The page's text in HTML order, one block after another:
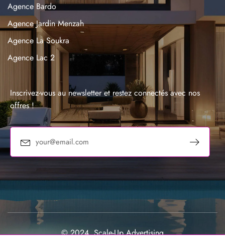
Agence Bardo
Agence Jardin Menzah
Agence La Soukra
Agence Lac 2
Agence Sousse
Inscrivez-vous au newsletter et restez connectés avec nos
offres !
© 2024, Scale-Up Advertising